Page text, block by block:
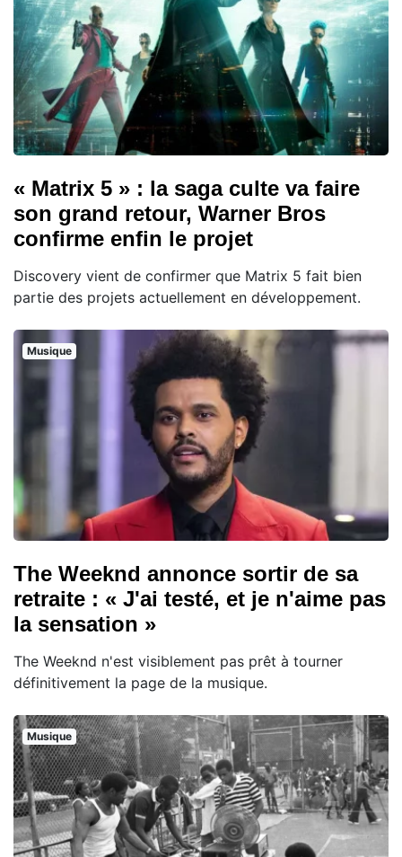
« Matrix 5 » : la saga culte va faire
son grand retour, Warner Bros
confirme enfin le projet
Discovery vient de confirmer que Matrix 5 fait bien
partie des projets actuellement en développement.
Musique
The Weeknd annonce sortir de sa
retraite : « J'ai testé, et je n'aime pas
la sensation »
The Weeknd n'est visiblement pas prêt à tourner
définitivement la page de la musique.
Musique